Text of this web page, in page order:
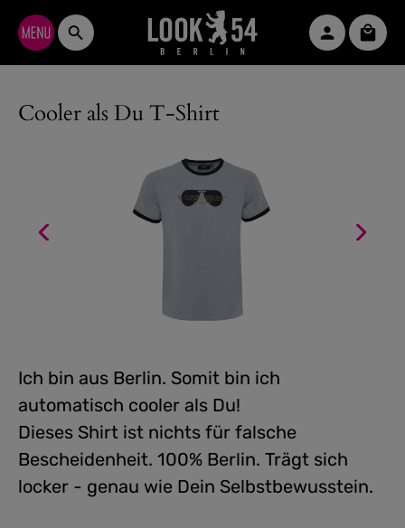
Zum Hauptinhalt springen
Cooler als Du T-Shirt
Ich bin aus Berlin. Somit bin ich
automatisch cooler als Du!
Dieses Shirt ist nichts für falsche
Bescheidenheit. 100% Berlin. Trägt sich
locker - genau wie Dein Selbstbewusstein.